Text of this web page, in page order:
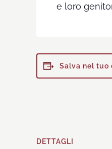
e loro
Salva nel tuo
DETTAGLI